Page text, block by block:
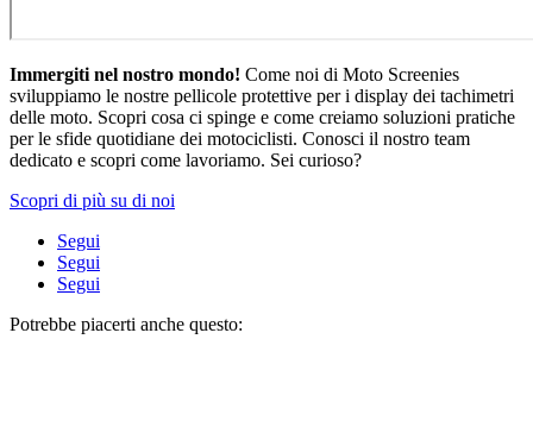
Immergiti nel nostro mondo! Come noi di Moto Screenies
sviluppiamo le nostre pellicole protettive per i display dei tachimetri
delle moto. Scopri cosa ci spinge e come creiamo soluzioni pratiche
per le sfide quotidiane dei motociclisti. Conosci il nostro team
dedicato e scopri come lavoriamo. Sei curioso?
Scopri di più su di noi
Segui
Segui
Segui
Potrebbe piacerti anche questo: